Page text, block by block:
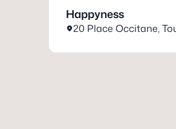
Happyness
20 Place Occitane,